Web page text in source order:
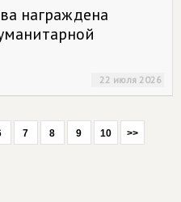
награждена
22 июля 2026
7 8 9 10 >>